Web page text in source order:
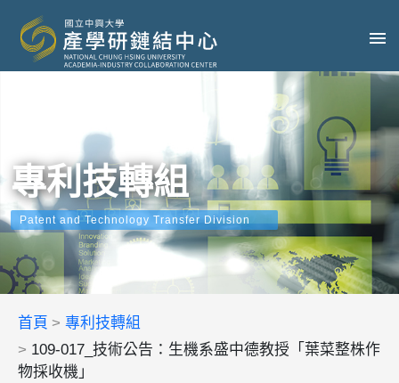
專利技轉組
Patent and Technology Transfer Division
首頁
專利技轉組
109-017_技術公告：生機系盛中德教授「葉菜整株作
物採收機」